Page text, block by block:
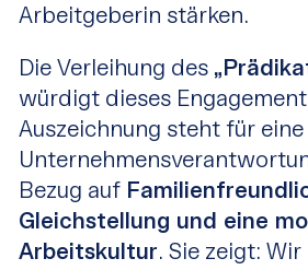
Arbeitgeberin stärken.
Die Verleihung des
würdigt dieses
Auszeichnung steht für
Bezug auf
Gleichstellung und eine
Arbeitskultur. Sie zeigt: Wir